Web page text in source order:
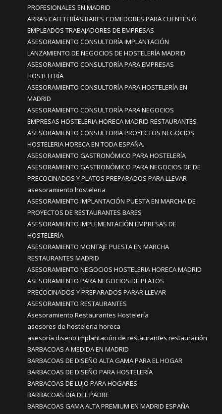
PROFESIONALES EN MADRID
ARRAS CAFETERÍAS BARES COMEDORES PARA CLIENTES O
EMPLEADOS TRABAJADORES DE EMPRESAS
ASESORAMIENTO CONSULTORÍA IMPLANTACIÓN
LANZAMIENTO DE NEGOCIOS DE HOSTELERÍA MADRID
ASESORAMIENTO CONSULTORÍA PARA EMPRESAS
HOSTELERÍA
ASESORAMIENTO CONSULTORÍA PARA HOSTELERÍA EN
MADRID
ASESORAMIENTO CONSULTORÍA PARA NEGOCIOS
EMPRESAS HOSTELERIA HORECA MADRID RESTAURANTES
ASESORAMIENTO CONSULTORIA PROYECTOS NEGOCIOS
HOSTELERIA HORECA EN TODA ESPAÑA.
ASESORAMIENTO GASTRONÓMICO PARA HOSTELERÍA
ASESORAMIENTO GASTRONÓMICO PARA NEGOCIOS DE DE
PRECOCINADOS Y PLATOS PREPARADOS PARA LLEVAR
asesoramiento hosteleria
ASESORAMIENTO IMPLANTACIÓN PUESTA EN MARCHA DE
PROYECTOS DE RESTAURANTES BARES
ASESORAMIENTO IMPLEMENTACIÓN EMPRESAS DE
HOSTELERÍA
ASESORAMIENTO MONTAJE PUESTA EN MARCHA
RESTAURANTES MADRID
ASESORAMIENTO NEGOCIOS HOSTELERIA HORECA MADRID
ASESORAMIENTO PARA NEGOCIOS DE PLATOS
PRECOCINADOS Y PREPARADOS PARAR LLEVAR
ASESORAMIENTO RESTAURANTES
Asesoramiento Restaurantes Hostelería
asesores de hosteleria horeca
asesoría diseño implantación de restaurantes restauración
BARBACOAS A MEDIDA EN MADRID
BARBACOAS DE DISEÑO ALTA GAMA PARA EL HOGAR
BARBACOAS DE DISEÑO PARA HOSTELERÍA
BARBACOAS DE LUJO PARA HOGARES
BARBACOAS DÍA DEL PADRE
BARBACOAS GAMA ALTA PREMIUM EN MADRID ESPAÑA